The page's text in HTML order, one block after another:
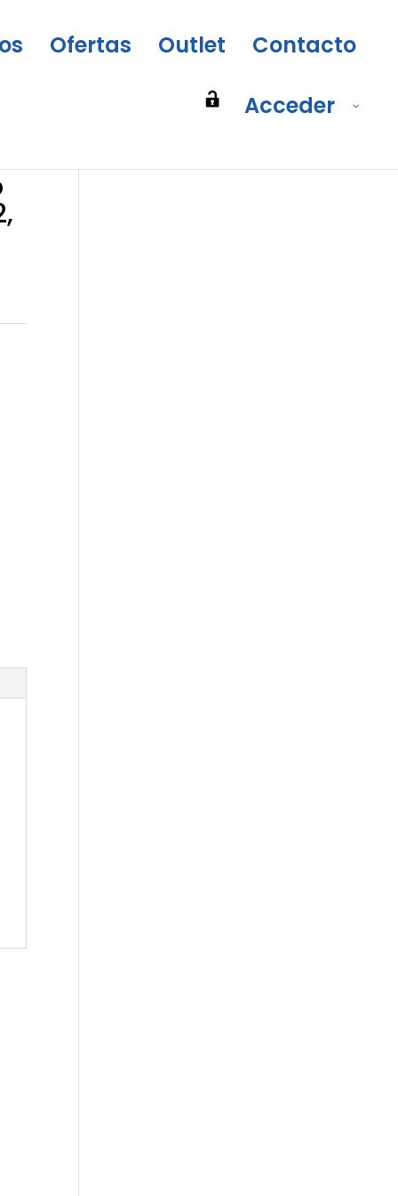
Ofertas Outlet Contacto
Acceder